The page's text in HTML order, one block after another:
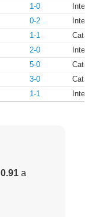
1-0
0-2
1-1
2-0
5-0
3-0
1-1
0.91 a